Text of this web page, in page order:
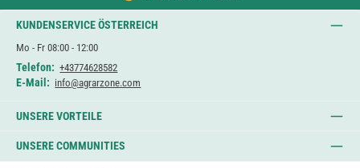
KUNDENSERVICE ÖSTERREICH
Mo - Fr 08:00 - 12:00
Telefon: +43774628582
E-Mail: info@agrarzone.com
UNSERE VORTEILE
UNSERE COMMUNITIES